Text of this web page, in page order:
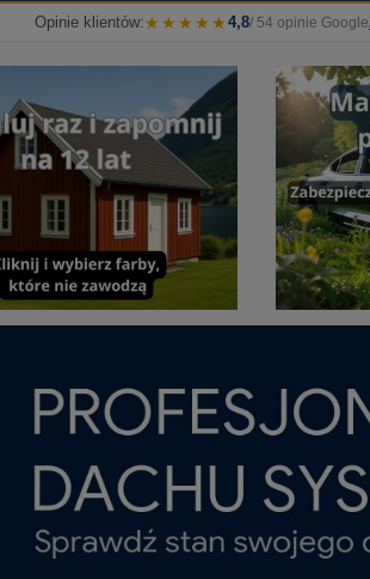
Opinie klientów:★★★★★ 4,8/ 54 opinie Google